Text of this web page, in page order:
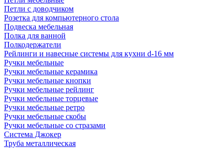
Петли с доводчиком
Розетка для компьютерного стола
Подвеска мебельная
Полка для ванной
Полкодержатели
Рейлинги и навесные системы для кухни d-16 мм
Ручки мебельные
Ручки мебельные керамика
Ручки мебельные кнопки
Ручки мебельные рейлинг
Ручки мебельные торцевые
Ручки мебельные ретро
Ручки мебельные скобы
Ручки мебельные со стразами
Система Джокер
Труба металлическая